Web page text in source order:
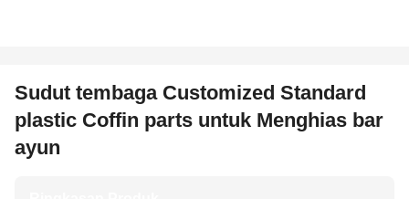
Sudut tembaga Customized Standard
plastic Coffin parts untuk Menghias bar
ayun